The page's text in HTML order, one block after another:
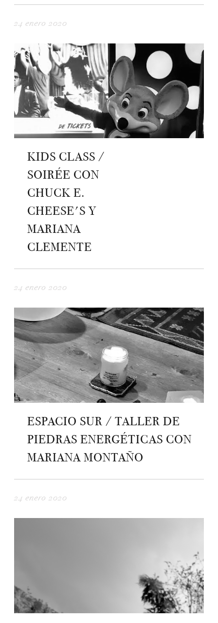
24 enero 2020
KIDS CLASS /
SOIRÉE CON
CHUCK E.
CHEESE'S Y
MARIANA
CLEMENTE
24 enero 2020
ESPACIO SUR / TALLER DE
PIEDRAS ENERGÉTICAS CON
MARIANA MONTAÑO
24 enero 2020